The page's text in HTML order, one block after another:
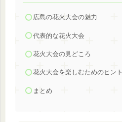
広島の花火大会の魅力
代表的な花火大会
花火大会の見どころ
花火大会を楽しむためのヒント
まとめ